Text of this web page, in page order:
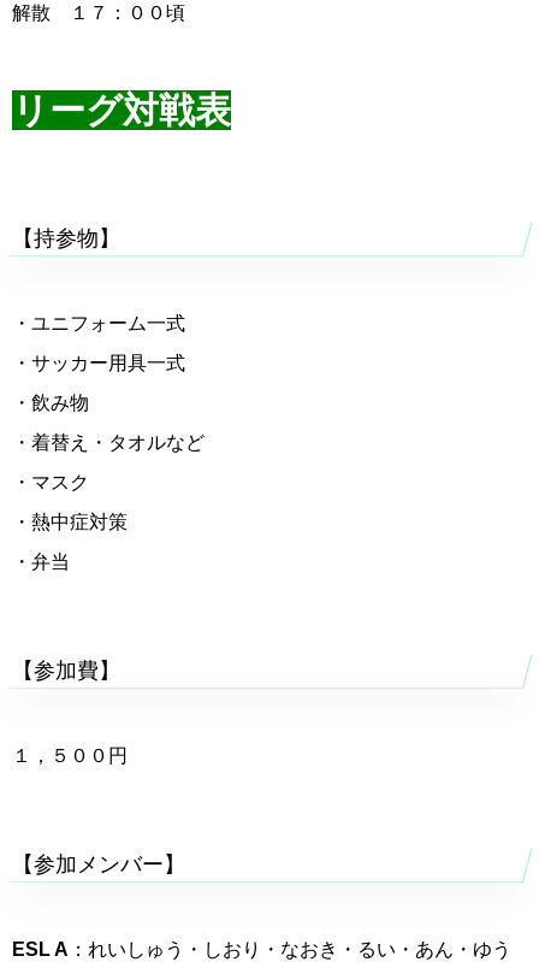
解散 １７：００頃
リーグ対戦表
【持参物】
・ユニフォーム一式
・サッカー用具一式
・飲み物
・着替え・タオルなど
・マスク
・熱中症対策
・弁当
【参加費】
１，５００円
【参加メンバー】
ESL A ：れいしゅう・しおり・なおき・るい・あん・ゆう